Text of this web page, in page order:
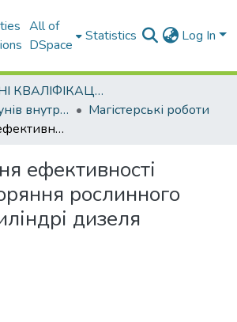
All of
DSpace
Statistics Log In
ВИПУСКНІ КВАЛІФІКАЦІЙНІ РОБОТИ
Кафедра двигунів внутрішнього згоряння
Магістерські роботи
Дослідження ефективності процесу згоряння рослинного палива у циліндрі дизеля
ефективності
рослинного
дизеля